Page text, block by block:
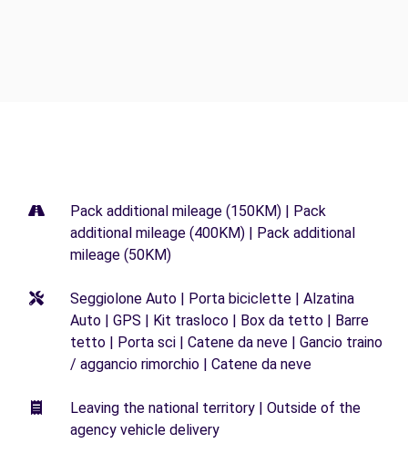
Pack additional mileage (150KM) | Pack
additional mileage (400KM) | Pack additional
mileage (50KM)
Seggiolone Auto | Porta biciclette | Alzatina
Auto | GPS | Kit trasloco | Box da tetto | Barre
tetto | Porta sci | Catene da neve | Gancio traino
/ aggancio rimorchio | Catene da neve
Leaving the national territory | Outside of the
agency vehicle delivery